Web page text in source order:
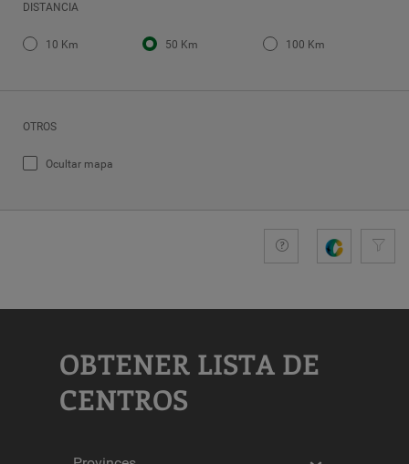
DISTANCIA
10 Km 50 Km 100 Km
OTROS
Ocultar mapa
Guide
Longitud
OBTENER LISTA DE
CENTROS